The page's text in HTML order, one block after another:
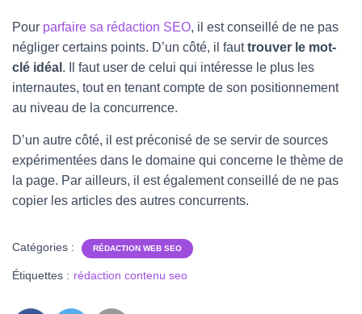
Pour parfaire sa rédaction SEO, il est conseillé de ne pas
négliger certains points. D’un côté, il fauttrouver le mot-
clé idéal . Il faut user de celui qui intéresse le plus les
internautes, tout en tenant compte de son positionnement
au niveau de la concurrence.
D’un autre côté, il est préconisé de se servir de sources
expérimentées dans le domaine qui concerne le thème de
la page. Par ailleurs, il est également conseillé de ne pas
copier les articles des autres concurrents.
Catégories : RÉDACTION WEB SEO
Étiquettes : rédaction contenu seo